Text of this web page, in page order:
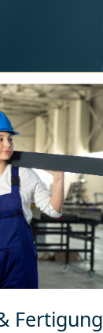
Fertigung